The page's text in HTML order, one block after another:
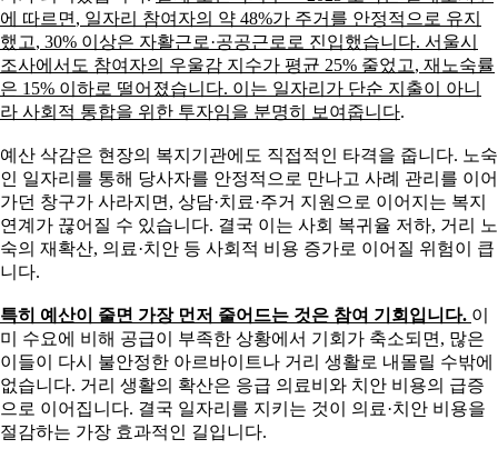
에 따르면 , 일자리 참여자의 약 48%가 주거를 안정적으로 유지
했고, 30% 이상은 자활근로·공공근로로 진입했습니다. 서울시
조사에서도 참여자의 우울감 지수가 평균 25% 줄었고, 재노숙률
은 15% 이하로 떨어졌습니다. 이는 일자리가 단순 지출이 아니
라 사회적 통합을 위한 투자임을 분명히 보여줍니다.
예산 삭감은 현장의 복지기관에도 직접적인 타격을 줍니다. 노숙
인 일자리를 통해 당사자를 안정적으로 만나고 사례 관리를 이어
가던 창구가 사라지면 , 상담·치료·주거 지원으로 이어지는 복지
연계가 끊어질 수 있습니다. 결국 이는 사회 복귀율 저하, 거리 노
숙의 재확산, 의료·치안 등 사회적 비용 증가로 이어질 위험이 큽
니다.
특히 예산이 줄면 가장 먼저 줄어드는 것은 참여 기회입니다. 이
미 수요에 비해 공급이 부족한 상황에서 기회가 축소되면 , 많은
이들이 다시 불안정한 아르바이트나 거리 생활로 내몰릴 수밖에
없습니다. 거리 생활의 확산은 응급 의료비와 치안 비용의 급증
으로 이어집니다. 결국 일자리를 지키는 것이 의료·치안 비용을
절감하는 가장 효과적인 길입니다.